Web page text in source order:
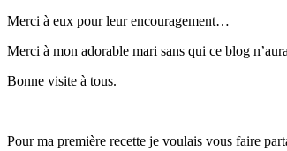
Merci à eux pour leur encouragement…
Merci à mon adorable mari sans qui ce blog
Bonne visite à tous.
Pour ma première recette je voulais vous faire